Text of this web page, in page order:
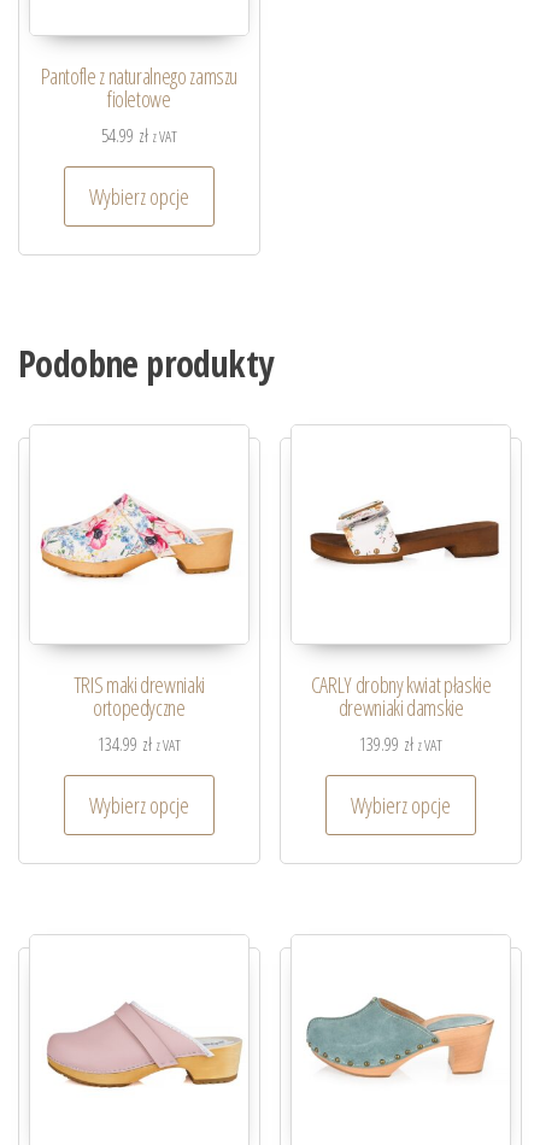
Pantofle z naturalnego zamszu
fioletowe
54.99 zł z VAT
Wybierz opcje
Podobne produkty
TRIS maki drewniaki
ortopedyczne
134.99 zł z VAT
Wybierz opcje
CARLY drobny kwiat płaskie
drewniaki damskie
139.99 zł z VAT
Wybierz opcje